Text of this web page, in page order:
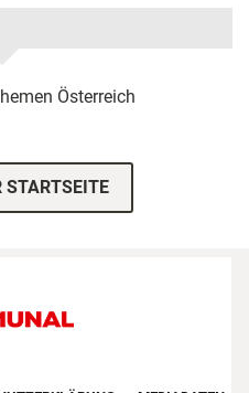
Österreich
STARTSEITE